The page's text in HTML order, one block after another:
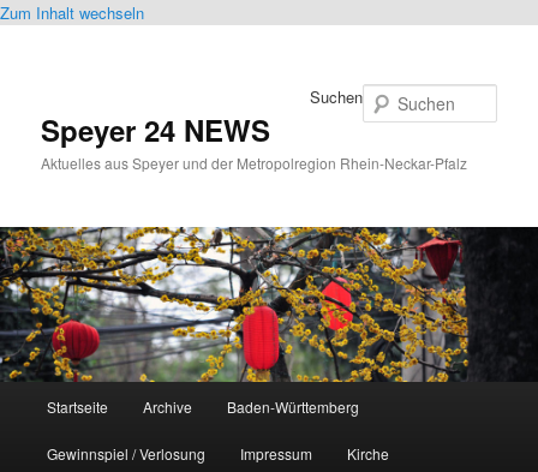
Zum Inhalt wechseln
Speyer 24 NEWS
Aktuelles aus Speyer und der Metropolregion Rhein-Neckar-Pfalz
Suchen
Startseite Archive Baden-Württemberg
Gewinnspiel / Verlosung Impressum Kirche